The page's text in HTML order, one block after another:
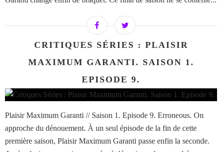
CRITIQUES SÉRIES : PLAISIR
MAXIMUM GARANTI. SAISON 1.
EPISODE 9.
Plaisir Maximum Garanti // Saison 1. Episode 9. Erroneous. On
approche du dénouement. À un seul épisode de la fin de cette
première saison, Plaisir Maximum Garanti passe enfin la seconde.